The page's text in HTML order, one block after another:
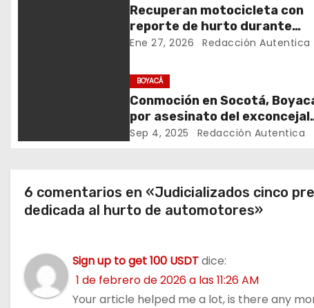
d
e
t
r
Recuperan motocicleta con
reporte de hurto durante
operativo de seguridad en
Ene 27, 2026 Redacción Autentica
BOYACÁ
Conmoción en Socotá,
por asesinato del exconcejal
Daniel Niño
Sep 4, 2025 Redacción Autentica
6 comentarios en «Judicializados cinco
dedicada al hurto de automotores»
Sign up to get 100 USDTdice:
1 de febrero de 2026 a las 11:26 AM
Your article helped me a lot, is there any